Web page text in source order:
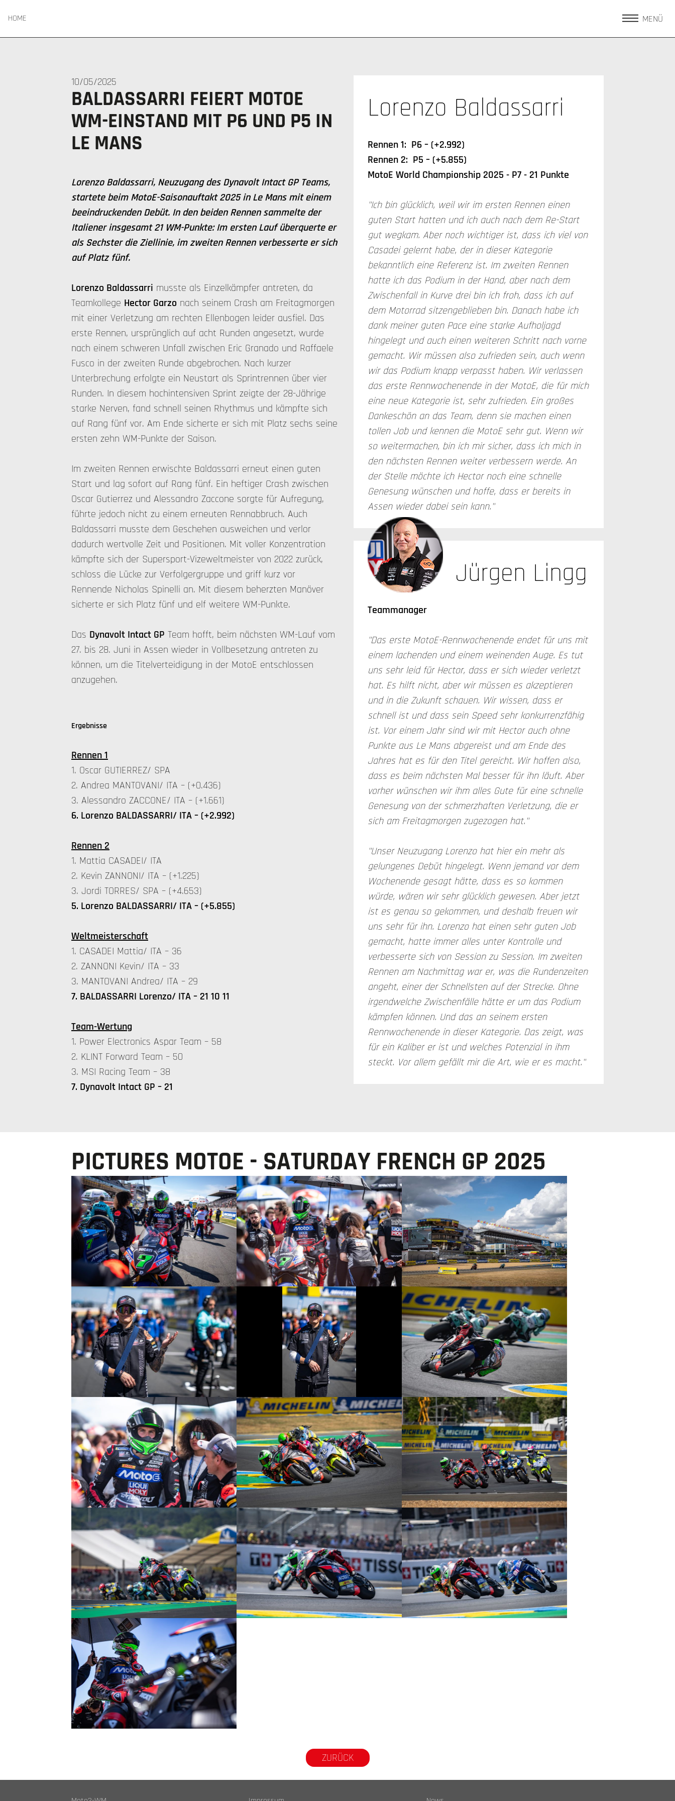
HOME MENÜ
10/05/2025
BALDASSARRI FEIERT MOTOE
WM-EINSTAND MIT P6 UND P5 IN
LE MANS
Lorenzo Baldassarri, Neuzugang des Dynavolt Intact GP Teams,
startete beim MotoE-Saisonauftakt 2025 in Le Mans mit einem
beeindruckenden Debüt. In den beiden Rennen sammelte der
Italiener insgesamt 21 WM-Punkte: Im ersten Lauf überquerte er
als Sechster die Ziellinie, im zweiten Rennen verbesserte er sich
auf Platz fünf.
Lorenzo Baldassarri musste als Einzelkämpfer antreten, da
Teamkollege Hector Garzo nach seinem Crash am Freitagmorgen
mit einer Verletzung am rechten Ellenbogen leider ausfiel. Das
erste Rennen, ursprünglich auf acht Runden angesetzt, wurde
nach einem schweren Unfall zwischen Eric Granado und Raffaele
Fusco in der zweiten Runde abgebrochen. Nach kurzer
Unterbrechung erfolgte ein Neustart als Sprintrennen über vier
Runden. In diesem hochintensiven Sprint zeigte der 28-Jährige
starke Nerven, fand schnell seinen Rhythmus und kämpfte sich
auf Rang fünf vor. Am Ende sicherte er sich mit Platz sechs seine
ersten zehn WM-Punkte der Saison.
Im zweiten Rennen erwischte Baldassarri erneut einen guten
Start und lag sofort auf Rang fünf. Ein heftiger Crash zwischen
Oscar Gutierrez und Alessandro Zaccone sorgte für Aufregung,
führte jedoch nicht zu einem erneuten Rennabbruch. Auch
Baldassarri musste dem Geschehen ausweichen und verlor
dadurch wertvolle Zeit und Positionen. Mit voller Konzentration
kämpfte sich der Supersport-Vizeweltmeister von 2022 zurück,
schloss die Lücke zur Verfolgergruppe und griff kurz vor
Rennende Nicholas Spinelli an. Mit diesem beherzten Manöver
sicherte er sich Platz fünf und elf weitere WM-Punkte.
Das Dynavolt Intact GP Team hofft, beim nächsten WM-Lauf vom
27. bis 28. Juni in Assen wieder in Vollbesetzung antreten zu
können, um die Titelverteidigung in der MotoE entschlossen
anzugehen.
Ergebnisse
Rennen 1
1. Oscar GUTIERREZ/ SPA
2. Andrea MANTOVANI/ ITA – (+0.436)
3. Alessandro ZACCONE/ ITA – (+1.661)
6. Lorenzo BALDASSARRI/ ITA – (+2.992)
Rennen 2
1. Mattia CASADEI/ ITA
2. Kevin ZANNONI/ ITA – (+1.225)
3. Jordi TORRES/ SPA – (+4.653)
5. Lorenzo BALDASSARRI/ ITA – (+5.855)
Weltmeisterschaft
1. CASADEI Mattia/ ITA – 36
2. ZANNONI Kevin/ ITA – 33
3. MANTOVANI Andrea/ ITA – 29
7. BALDASSARRI Lorenzo/ ITA – 21 10 11
Team-Wertung
1. Power Electronics Aspar Team – 58
2. KLINT Forward Team – 50
3. MSI Racing Team – 38
7. Dynavolt Intact GP – 21
Lorenzo Baldassarri
Rennen 1: P6 – (+2.992)
Rennen 2: P5 – (+5.855)
MotoE World Championship 2025 - P7 - 21 Punkte
"Ich bin glücklich, weil wir im ersten Rennen einen
guten Start hatten und ich auch nach dem Re-Start
gut wegkam. Aber noch wichtiger ist, dass ich viel von
Casadei gelernt habe, der in dieser Kategorie
bekanntlich eine Referenz ist. Im zweiten Rennen
hatte ich das Podium in der Hand, aber nach dem
Zwischenfall in Kurve drei bin ich froh, dass ich auf
dem Motorrad sitzengeblieben bin. Danach habe ich
dank meiner guten Pace eine starke Aufholjagd
hingelegt und auch einen weiteren Schritt nach vorne
gemacht. Wir müssen also zufrieden sein, auch wenn
wir das Podium knapp verpasst haben. Wir verlassen
das erste Rennwochenende in der MotoE, die für mich
eine neue Kategorie ist, sehr zufrieden. Ein großes
Dankeschön an das Team, denn sie machen einen
tollen Job und kennen die MotoE sehr gut. Wenn wir
so weitermachen, bin ich mir sicher, dass ich mich in
den nächsten Rennen weiter verbessern werde. An
der Stelle möchte ich Hector noch eine schnelle
Genesung wünschen und hoffe, dass er bereits in
Assen wieder dabei sein kann."
Jürgen Lingg
Teammanager
"Das erste MotoE-Rennwochenende endet für uns mit
einem lachenden und einem weinenden Auge. Es tut
uns sehr leid für Hector, dass er sich wieder verletzt
hat. Es hilft nicht, aber wir müssen es akzeptieren
und in die Zukunft schauen. Wir wissen, dass er
schnell ist und dass sein Speed sehr konkurrenzfähig
ist. Vor einem Jahr sind wir mit Hector auch ohne
Punkte aus Le Mans abgereist und am Ende des
Jahres hat es für den Titel gereicht. Wir hoffen also,
dass es beim nächsten Mal besser für ihn läuft. Aber
vorher wünschen wir ihm alles Gute für eine schnelle
Genesung von der schmerzhaften Verletzung, die er
sich am Freitagmorgen zugezogen hat."
"Unser Neuzugang Lorenzo hat hier ein mehr als
gelungenes Debüt hingelegt. Wenn jemand vor dem
Wochenende gesagt hätte, dass es so kommen
würde, wären wir sehr glücklich gewesen. Aber jetzt
ist es genau so gekommen, und deshalb freuen wir
uns sehr für ihn. Lorenzo hat einen sehr guten Job
gemacht, hatte immer alles unter Kontrolle und
verbesserte sich von Session zu Session. Im zweiten
Rennen am Nachmittag war er, was die Rundenzeiten
angeht, einer der Schnellsten auf der Strecke. Ohne
irgendwelche Zwischenfälle hätte er um das Podium
kämpfen können. Und das an seinem ersten
Rennwochenende in dieser Kategorie. Das zeigt, was
für ein Kaliber er ist und welches Potenzial in ihm
steckt. Vor allem gefällt mir die Art, wie er es macht."
PICTURES MOTOE - SATURDAY FRENCH GP 2025
© R.Lekl © R.Lekl
© R.Lekl © R.Lekl © R.Lekl
© R.Lekl © R.Lekl © R.Lekl
© R.Lekl
ZURÜCK